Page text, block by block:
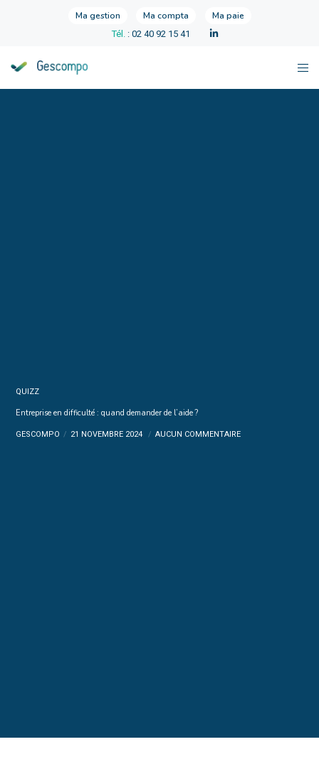
Ma gestion Ma compta Ma paie
Tél. : 02 40 92 15 41
QUIZZ
Entreprise en difficulté : quand demander de l’aide ?
GESCOMPO 21 NOVEMBRE 2024 AUCUN COMMENTAIRE